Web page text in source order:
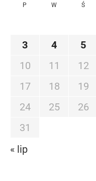
P W Ś
3
4 5
10
11 12
17
18 19
24
25 26
31
« lip